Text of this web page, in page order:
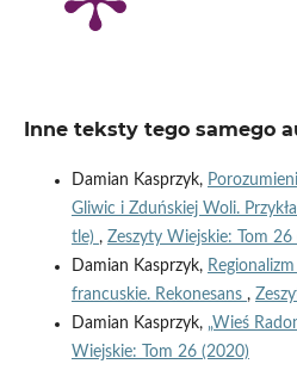
Inne teksty tego samego
Damian Kasprzyk,
Gliwic i Zduńskiej Woli.
tle) , Zeszyty Wiejskie: Tom 26
Damian Kasprzyk,
francuskie. Rekonesans ,
Damian Kasprzyk, „Wieś
Wiejskie: Tom 26 (2020)